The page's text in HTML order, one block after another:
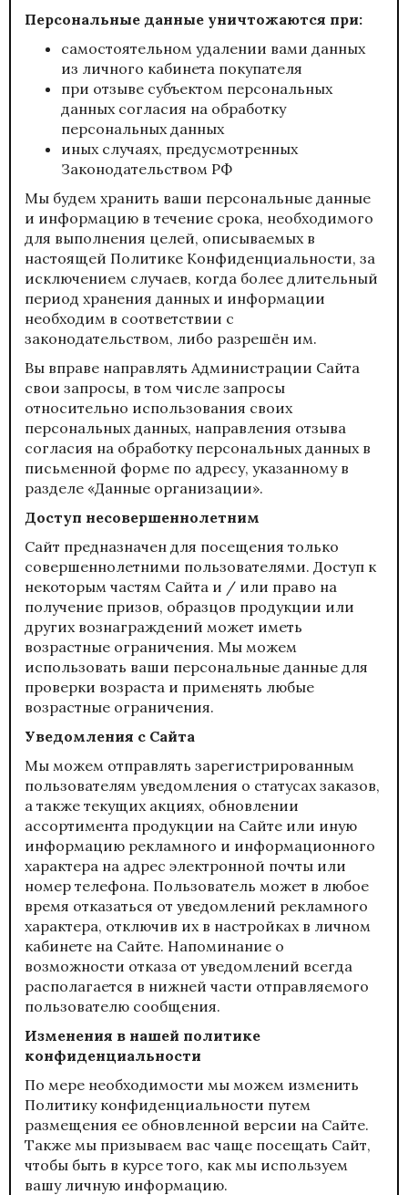
Персональные данные уничтожаются при:
самостоятельном удалении вами данных
из личного кабинета покупателя
при отзыве субъектом персональных
данных согласия на обработку
персональных данных
иных случаях, предусмотренных
Законодательством РФ
Мы будем хранить ваши персональные данные
и информацию в течение срока, необходимого
для выполнения целей, описываемых в
настоящей Политике Конфиденциальности, за
исключением случаев, когда более длительный
период хранения данных и информации
необходим в соответствии с
законодательством, либо разрешён им.
Вы вправе направлять Администрации Сайта
свои запросы, в том числе запросы
относительно использования своих
персональных данных, направления отзыва
согласия на обработку персональных данных в
письменной форме по адресу, указанному в
разделе «Данные организации».
Доступ несовершеннолетним
Сайт предназначен для посещения только
совершеннолетними пользователями. Доступ к
некоторым частям Сайта и / или право на
получение призов, образцов продукции или
других вознаграждений может иметь
возрастные ограничения. Мы можем
использовать ваши персональные данные для
проверки возраста и применять любые
возрастные ограничения.
Уведомления с Сайта
Мы можем отправлять зарегистрированным
пользователям уведомления о статусах заказов,
а также текущих акциях, обновлении
ассортимента продукции на Сайте или иную
информацию рекламного и информационного
характера на адрес электронной почты или
номер телефона. Пользователь может в любое
время отказаться от уведомлений рекламного
характера, отключив их в настройках в личном
кабинете на Сайте. Напоминание о
возможности отказа от уведомлений всегда
располагается в нижней части отправляемого
пользователю сообщения.
Изменения в нашей политике
конфиденциальности
По мере необходимости мы можем изменить
Политику конфиденциальности путем
размещения ее обновленной версии на Сайте.
Также мы призываем вас чаще посещать Сайт,
чтобы быть в курсе того, как мы используем
вашу личную информацию.